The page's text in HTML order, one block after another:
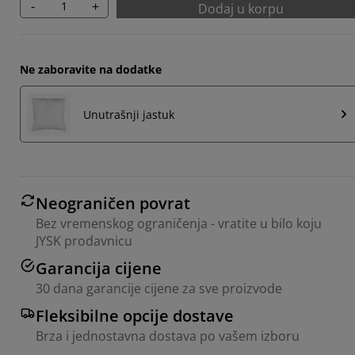
- + Dodaj u korpu
Ne zaboravite na dodatke
Unutrašnji jastuk
Neograničen povrat
Bez vremenskog ograničenja - vratite u bilo koju
JYSK prodavnicu
Garancija cijene
30 dana garancije cijene za sve proizvode
Fleksibilne opcije dostave
Brza i jednostavna dostava po vašem izboru